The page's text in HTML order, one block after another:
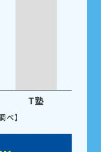
強
布！
るテスト対策
徹底サポー
目の
生の場合